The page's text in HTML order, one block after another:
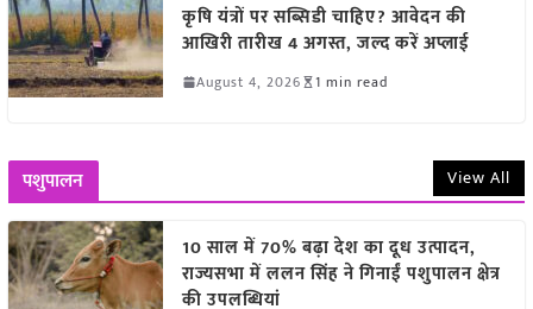
कृषि यंत्रों पर सब्सिडी चाहिए? आवेदन की
आखिरी तारीख 4 अगस्त, जल्द करें अप्लाई
August 4, 2026 1 min read
पशुपालन View All
10 साल में 70% बढ़ा देश का दूध उत्पादन,
राज्यसभा में ललन सिंह ने गिनाईं पशुपालन क्षेत्र
की उपलब्धियां